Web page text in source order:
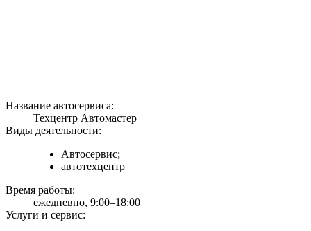
Название автосервиса:
Техцентр Автомастер
Виды деятельности:
Автосервис;
автотехцентр
Время работы:
ежедневно, 9:00–18:00
Услуги и сервис: